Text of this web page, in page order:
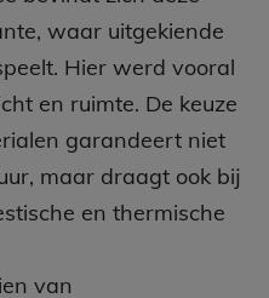
waar uitgekiende
Hier werd vooral
en ruimte. De keuze
garandeert niet
maar draagt ook bij
en thermische
van